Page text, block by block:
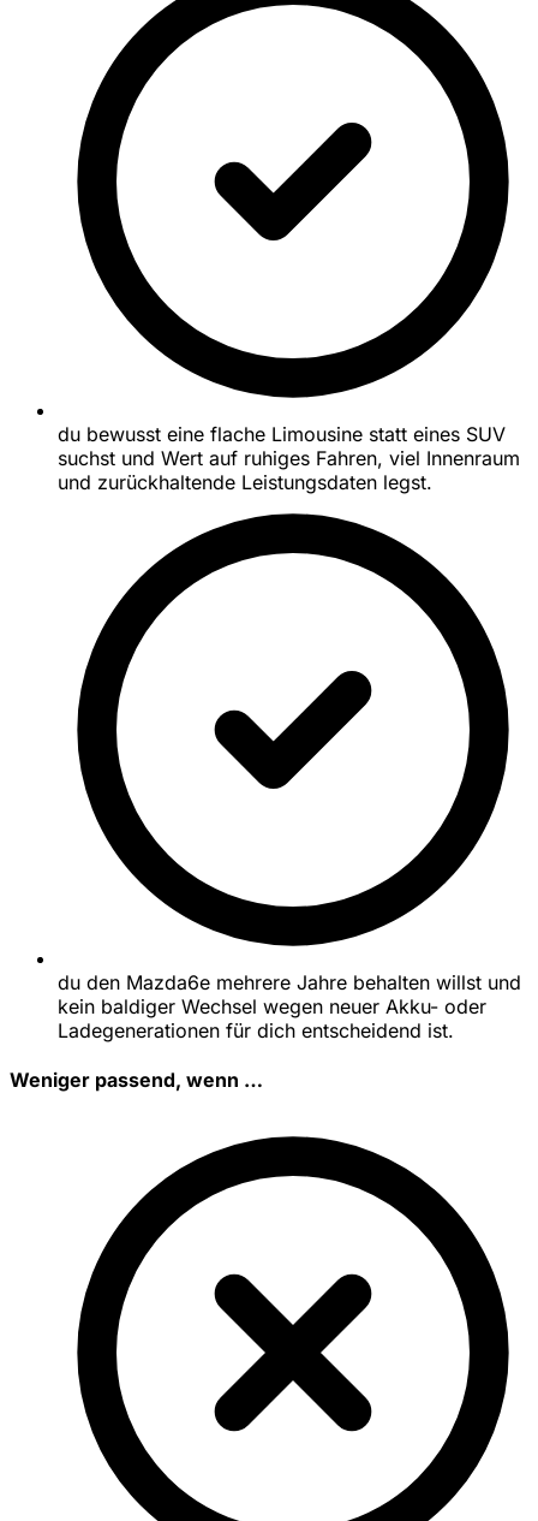
du bewusst eine flache Limousine statt eines SUV
suchst und Wert auf ruhiges Fahren, viel Innenraum
und zurückhaltende Leistungsdaten legst.
du den Mazda6e mehrere Jahre behalten willst und
kein baldiger Wechsel wegen neuer Akku- oder
Ladegenerationen für dich entscheidend ist.
Weniger passend, wenn …